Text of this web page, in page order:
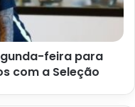
feira para
com a Seleção